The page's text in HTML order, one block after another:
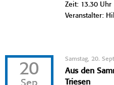
Zeit: 13.30 Uhr
Veranstalter:
20
Samstag, 20.
Aus den
Triesen